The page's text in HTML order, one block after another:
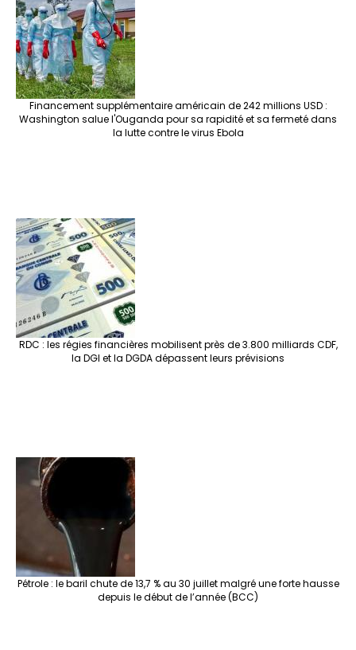
Financement supplémentaire américain de 242 millions USD :
Washington salue l'Ouganda pour sa rapidité et sa fermeté dans
la lutte contre le virus Ebola
RDC : les régies financières mobilisent près de 3.800 milliards CDF,
la DGI et la DGDA dépassent leurs prévisions
Pétrole : le baril chute de 13,7 % au 30 juillet malgré une forte hausse
depuis le début de l’année (BCC)